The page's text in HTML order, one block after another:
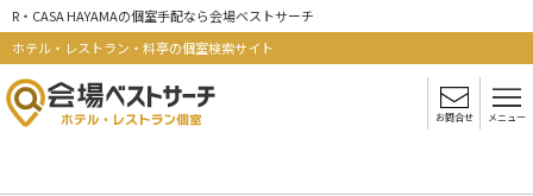
R・CASA HAYAMAの個室手配なら会場ベストサーチ
ホテル・レストラン・料亭の個室検索サイト
お問合せ メニュー